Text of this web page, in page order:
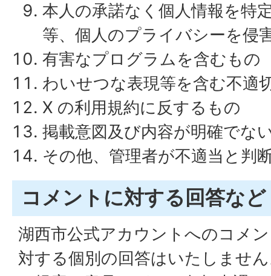
本人の承諾なく個人情報を特
等、個人のプライバシーを侵
有害なプログラムを含むもの
わいせつな表現等を含む不適
X の利用規約に反するもの
掲載意図及び内容が明確でな
その他、管理者が不適当と判
コメントに対する回答など
湖西市公式アカウントへのコメ
対する個別の回答はいたしませ